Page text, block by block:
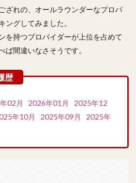
ざれの、オールラウンダーなプロバ
ングしてみました。
を持つプロバイダーが上位を占めて
ば間違いなさそうです。
02月 2026年01月
2025年12
年10月 2025年09月
2025年